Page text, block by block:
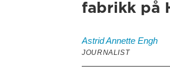
fabrikk på
Astrid Annette Engh
JOURNALIST